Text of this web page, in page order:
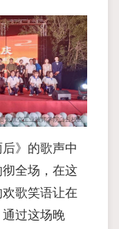
》的歌声中
全场，在这
歌笑语让在
过这场晚